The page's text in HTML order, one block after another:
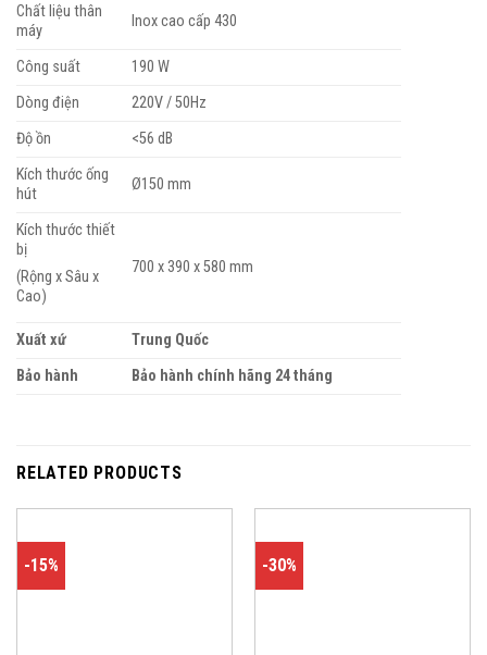
Chất liệu thân
máy
Inox cao cấp 430
Công suất
190 W
Dòng điện
220V / 50Hz
Độ ồn
<56 dB
Kích thước ống
hút
Ø150 mm
Kích thước thiết
bị
(Rộng x Sâu x
Cao)
700 x 390 x 580 mm
Xuất xứ
Trung Quốc
Bảo hành
Bảo hành chính hãng 24 tháng
RELATED PRODUCTS
-15% -30%